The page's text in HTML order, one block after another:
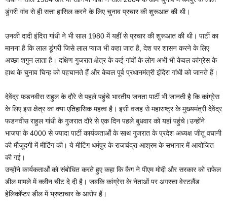
डुंगरी गांव से ही सत्ता हासिल करने के लिए चुनाव प्रचार की शुरूआत की थी।
उनकी दादी इंदिरा गांधी ने भी साल 1980 में यहीं से प्रचार की शुरूआत की थी। पार्टी का
मानना है कि लाल डूंगरी जिसे लाल प्याज भी कहा जात है, देश पर शासन करने के लिए
अच्छा शगुन लाता है। दक्षिण गुजरात क्षेत्र के कई गांवों के लोग अभी भी केवल कांग्रेस के
हाथ के चुनाव चिन्ह को पहचानते हैं और केवल पूर्व प्रधानमंत्री इंदिरा गांधी को जानते हैं।
देवेंद्र फडनवीस राहुल के दौरे से पहले पहुंचे भारतीय जनता पार्टी भी जानती है कि कांग्रेस
के लिए इस क्षेत्र का क्या एतिहासिक महत्व है। इसी वजह से महाराष्ट्र के मुख्यमंत्री देवेंद्र
फडनवीस राहुल गांधी के गुजरात दौरे से एक दिन पहले बुधवार को यहां पहुंचे।उन्होंने
भाजपा के 4000 से ज्यादा पार्टी कार्यकतार्ओं के साथ गुजरात के प्रदेश अध्यक्ष जीतू वघानी
की मौजूदगी में मीटिंग की। ये मीटिंग धर्मपुर के राजचंद्रा आश्रम के सभागार में आयोजित
की गई।
उन्होंने कार्यकतार्ओं को संबोधित करते हुए कहा कि कैग ने पीएम मोदी और सरकार को राफेल
डील मामले में क्लीन चीट दे दी है। जबकि कांग्रेस के नेताओं पर अगस्ता वेस्टलैंड
हेलिकॉप्टर डील में भ्रष्टाचार के आरोप हैं।